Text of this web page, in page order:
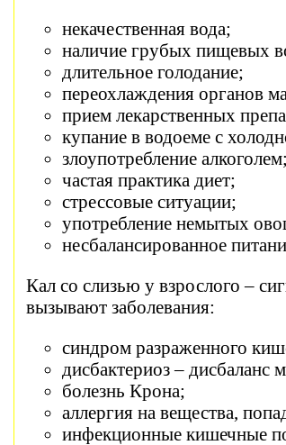
некачественная вода;
наличие грубых пищевых
длительное голодание;
переохлаждения органов
прием лекарственных
купание в водоеме с
злоупотребление алкоголем;
частая практика диет;
стрессовые ситуации;
употребление немытых
несбалансированное
Кал со слизью у взрослого –
вызывают заболевания:
синдром разраженного
дисбактериоз –
болезнь Крона;
аллергия на вещества,
инфекционные кишечные